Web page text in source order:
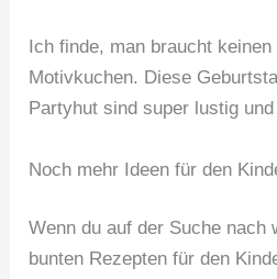
Ich finde, man braucht
Motivkuchen. Diese
Partyhut sind super lustig
Noch mehr Ideen für den
Wenn du auf der Suche nach
bunten Rezepten für den